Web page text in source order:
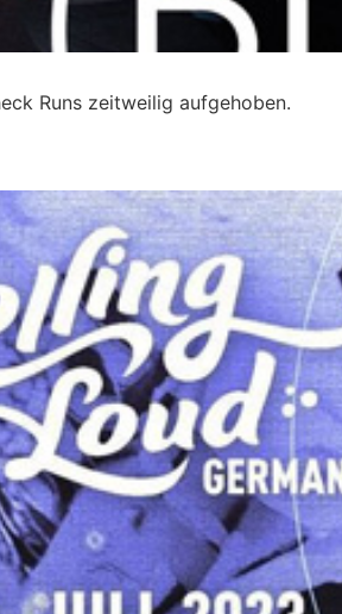
Runs zeitweilig aufgehoben.